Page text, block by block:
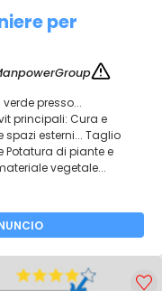
per
presso...
principali: Cura e
esterni... Taglio
Potatura di piante e
vegetale...